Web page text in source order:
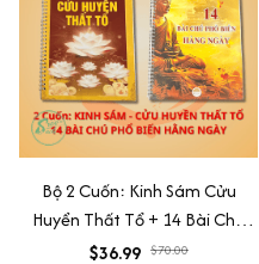
Bộ 2 Cuốn: Kinh Sám Cửu
Huyển Thất Tổ + 14 Bài Chú
Phổ Biến Hằng Ngày
$36.99 $70.00